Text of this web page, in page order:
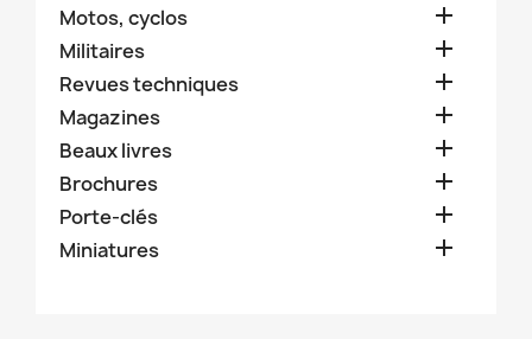
Motos, cyclos 
Militaires 
Revues techniques 
Magazines 
Beaux livres 
Brochures 
Porte-clés 
Miniatures 